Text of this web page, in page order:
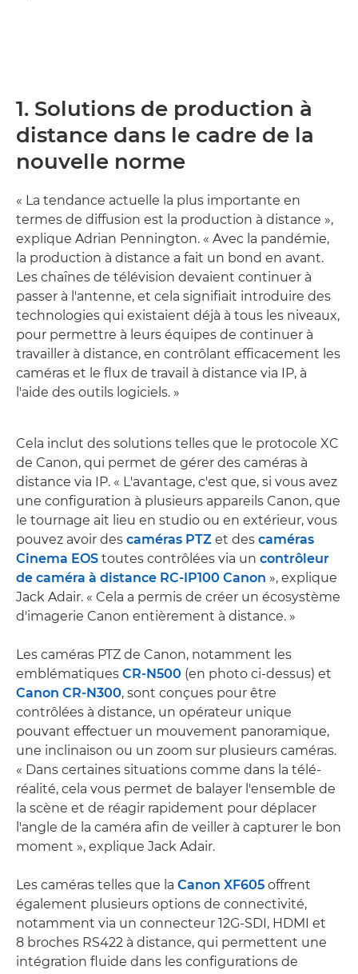
1. Solutions de production à
distance dans le cadre de la
nouvelle norme
« La tendance actuelle la plus importante en
termes de diffusion est la production à distance »,
explique Adrian Pennington. « Avec la pandémie,
la production à distance a fait un bond en avant.
Les chaînes de télévision devaient continuer à
passer à l'antenne, et cela signifiait introduire des
technologies qui existaient déjà à tous les niveaux,
pour permettre à leurs équipes de continuer à
travailler à distance, en contrôlant efficacement les
caméras et le flux de travail à distance via IP, à
l'aide des outils logiciels. »
Cela inclut des solutions telles que le protocole XC
de Canon, qui permet de gérer des caméras à
distance via IP. « L'avantage, c'est que, si vous avez
une configuration à plusieurs appareils Canon, que
le tournage ait lieu en studio ou en extérieur, vous
pouvez avoir des caméras PTZ et des caméras
Cinema EOS toutes contrôlées via un contrôleur
de caméra à distance RC-IP100 Canon », explique
Jack Adair. « Cela a permis de créer un écosystème
d'imagerie Canon entièrement à distance. »
Les caméras PTZ de Canon, notamment les
emblématiques CR-N500 (en photo ci-dessus) et
Canon CR-N300, sont conçues pour être
contrôlées à distance, un opérateur unique
pouvant effectuer un mouvement panoramique,
une inclinaison ou un zoom sur plusieurs caméras.
« Dans certaines situations comme dans la télé-
réalité, cela vous permet de balayer l'ensemble de
la scène et de réagir rapidement pour déplacer
l'angle de la caméra afin de veiller à capturer le bon
moment », explique Jack Adair.
Les caméras telles que la Canon XF605 offrent
également plusieurs options de connectivité,
notamment via un connecteur 12G-SDI, HDMI et
8 broches RS422 à distance, qui permettent une
intégration fluide dans les configurations de